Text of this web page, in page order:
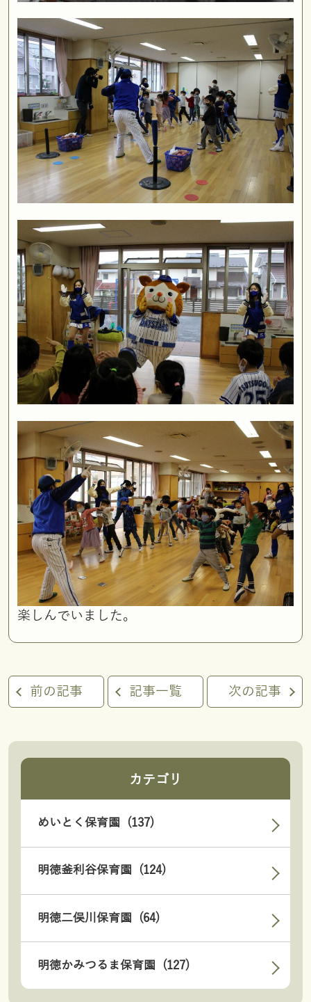
楽しんでいました。
前の記事 記事一覧 次の記事
カテゴリ
めいとく保育園 (137)
明徳釜利谷保育園 (124)
明徳二俣川保育園 (64)
明徳かみつるま保育園 (127)